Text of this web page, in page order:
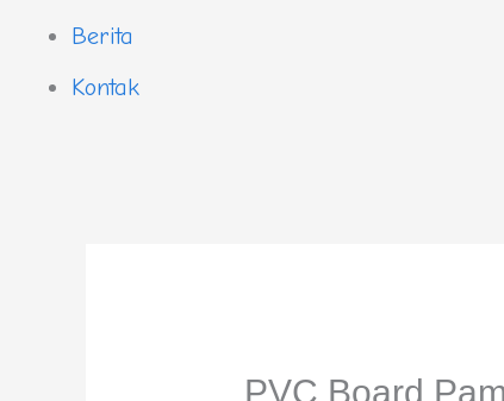
Berita
Kontak
PVC Board